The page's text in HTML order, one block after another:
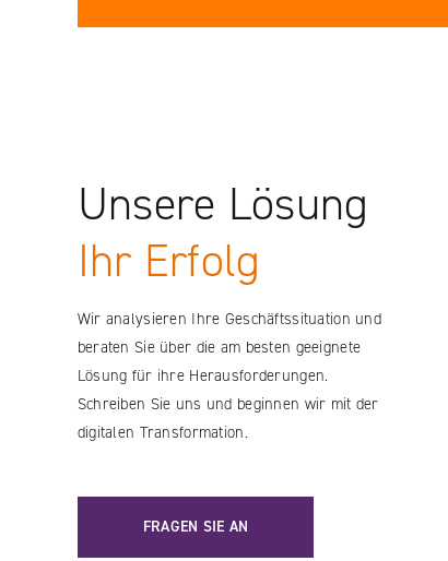
Unsere Lösung
Ihr Erfolg
Wir analysieren Ihre Geschäftssituation und
beraten Sie über die am besten geeignete
Lösung für ihre Herausforderungen.
Schreiben Sie uns und beginnen wir mit der
digitalen Transformation.
FRAGEN SIE AN